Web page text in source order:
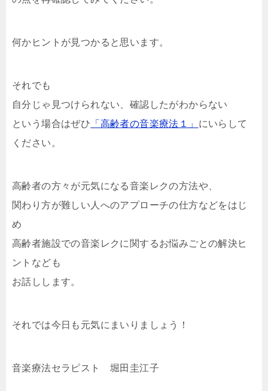
何かヒントが見つかると思います。
それでも
自分じゃ見つけられない、確認したがわからない
という場合はぜひ 「高齢者の音楽療法１」 にいらして
ください。
高齢者の方々が元気になる音楽レクの方法や、
関わり方が難しい人へのアプローチの仕方などをはじ
め
高齢者施設での音楽レクに関するお悩みごとの解決ヒ
ントなども
お話しします。
それでは今日も元気にまいりましょう！
音楽療法セラピスト 堀田圭江子